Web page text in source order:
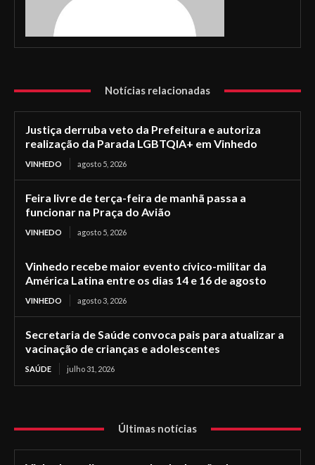
Notícias relacionadas
Justiça derruba veto da Prefeitura e autoriza
realização da Parada LGBTQIA+ em Vinhedo
VINHEDO agosto 5, 2026
Feira livre de terça-feira de manhã passa a
funcionar na Praça do Avião
VINHEDO agosto 5, 2026
Vinhedo recebe maior evento cívico-militar da
América Latina entre os dias 14 e 16 de agosto
VINHEDO agosto 3, 2026
Secretaria de Saúde convoca pais para atualizar a
vacinação de crianças e adolescentes
SAÚDE julho 31, 2026
Últimas notícias